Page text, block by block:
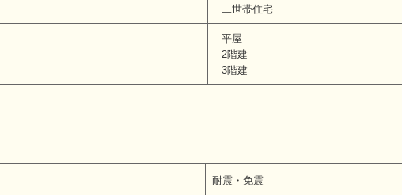
二世帯住宅
平屋
2階建
3階建
耐震・免震